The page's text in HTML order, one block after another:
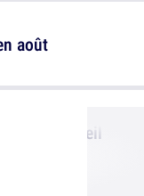
août
coup de soleil